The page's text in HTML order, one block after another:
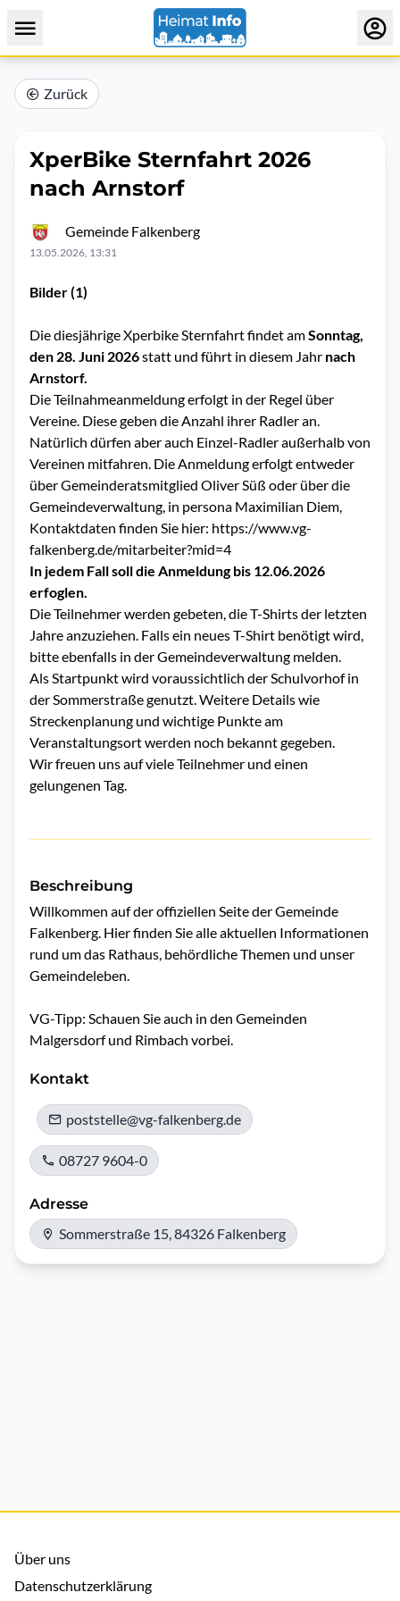
Zurück
XperBike Sternfahrt 2026
nach Arnstorf
Gemeinde Falkenberg
13.05.2026, 13:31
Bilder (1)
Die diesjährige Xperbike Sternfahrt findet amSonntag,
den 28. Juni 2026statt und führt in diesem Jahr nach
Arnstorf.
Die Teilnahmeanmeldung erfolgt in der Regel über
Vereine. Diese geben die Anzahl ihrer Radler an.
Natürlich dürfen aber auch Einzel-Radler außerhalb von
Vereinen mitfahren. Die Anmeldung erfolgt entweder
über Gemeinderatsmitglied Oliver Süß oder über die
Gemeindeverwaltung, in persona Maximilian Diem,
Kontaktdaten finden Sie hier: https://www.vg-
falkenberg.de/mitarbeiter?mid=4
In jedem Fall soll die Anmeldung bis 12.06.2026
erfoglen.
Die Teilnehmer werden gebeten, die T-Shirts der letzten
Jahre anzuziehen. Falls ein neues T-Shirt benötigt wird,
bitte ebenfalls in der Gemeindeverwaltung melden.
Als Startpunkt wird voraussichtlich der Schulvorhof in
der Sommerstraße genutzt. Weitere Details wie
Streckenplanung und wichtige Punkte am
Veranstaltungsort werden noch bekannt gegeben.
Wir freuen uns auf viele Teilnehmer und einen
gelungenen Tag.
Beschreibung
Willkommen auf der offiziellen Seite der Gemeinde
Falkenberg. Hier finden Sie alle aktuellen Informationen
rund um das Rathaus, behördliche Themen und unser
Gemeindeleben.
VG-Tipp: Schauen Sie auch in den Gemeinden
Malgersdorf und Rimbach vorbei.
Kontakt
poststelle@vg-falkenberg.de
08727 9604-0
Adresse
Sommerstraße 15, 84326 Falkenberg
Über uns
Datenschutzerklärung